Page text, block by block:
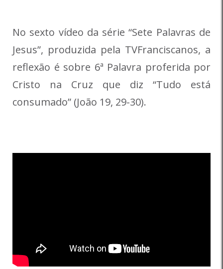
No sexto vídeo da série “Sete Palavras de
Jesus”, produzida pela TVFranciscanos, a
reflexão é sobre 6ª Palavra proferida por
Cristo na Cruz que diz “Tudo está
consumado” (João 19, 29-30).